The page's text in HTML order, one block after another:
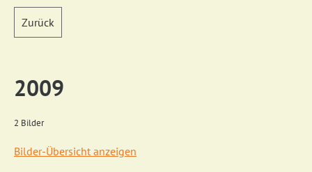
Zurück
2009
2 Bilder
Bilder-Übersicht anzeigen